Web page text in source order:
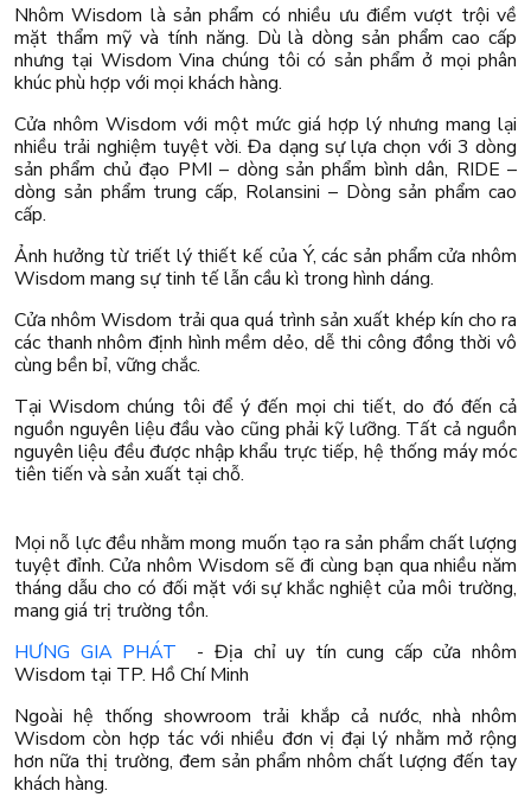
Nhôm Wisdom là sản phẩm có nhiều ưu điểm vượt trội về
mặt thẩm mỹ và tính năng. Dù là dòng sản phẩm cao cấp
nhưng tại Wisdom Vina chúng tôi có sản phẩm ở mọi phân
khúc phù hợp với mọi khách hàng.
Cửa nhôm Wisdom với một mức giá hợp lý nhưng mang lại
nhiều trải nghiệm tuyệt vời. Đa dạng sự lựa chọn với 3 dòng
sản phẩm chủ đạo PMI – dòng sản phẩm bình dân, RIDE –
dòng sản phẩm trung cấp, Rolansini – Dòng sản phẩm cao
cấp.
Ảnh hưởng từ triết lý thiết kế của Ý, các sản phẩm cửa nhôm
Wisdom mang sự tinh tế lẫn cầu kì trong hình dáng.
Cửa nhôm Wisdom trải qua quá trình sản xuất khép kín cho ra
các thanh nhôm định hình mềm dẻo, dễ thi công đồng thời vô
cùng bền bỉ, vững chắc.
Tại Wisdom chúng tôi để ý đến mọi chi tiết, do đó đến cả
nguồn nguyên liệu đầu vào cũng phải kỹ lưỡng. Tất cả nguồn
nguyên liệu đều được nhập khẩu trực tiếp, hệ thống máy móc
tiên tiến và sản xuất tại chỗ.
Mọi nỗ lực đều nhằm mong muốn tạo ra sản phẩm chất lượng
tuyệt đỉnh. Cửa nhôm Wisdom sẽ đi cùng bạn qua nhiều năm
tháng dẫu cho có đối mặt với sự khắc nghiệt của môi trường,
mang giá trị trường tồn.
HƯNG GIA PHÁT
- Địa chỉ uy tín cung cấp cửa nhôm
Wisdom tại TP. Hồ Chí Minh
Ngoài hệ thống showroom trải khắp cả nước, nhà nhôm
Wisdom còn hợp tác với nhiều đơn vị đại lý nhằm mở rộng
hơn nữa thị trường, đem sản phẩm nhôm chất lượng đến tay
khách hàng.